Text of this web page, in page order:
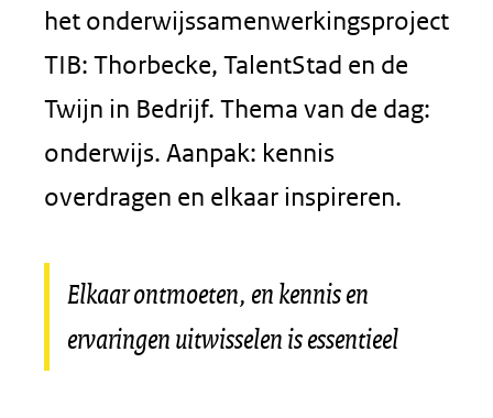
het onderwijssamenwerkingsproject
TIB: Thorbecke, TalentStad en de
Twijn in Bedrijf. Thema van de dag:
onderwijs. Aanpak: kennis
overdragen en elkaar inspireren.
Elkaar ontmoeten, en kennis en
ervaringen uitwisselen is essentieel